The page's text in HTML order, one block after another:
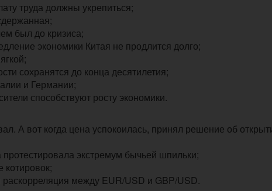
труда должны укрепиться;
был до кризиса;
экономики Китая не продлится долго;
сохранятся до конца десятилетия;
и Германии;
способствуют росту экономики.
А вот когда цена успокоилась, принял решение об
экстремум бычьей шпильки;
котировок;
между EUR/USD и GBP/USD.